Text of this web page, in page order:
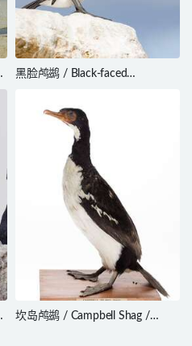
黑脸鸬鹚 / Black-faced
坎岛鸬鹚 / Campbell Shag /